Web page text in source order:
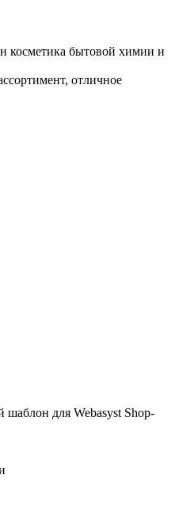
косметика бытовой химии и
отличное
для Webasyst Shop-